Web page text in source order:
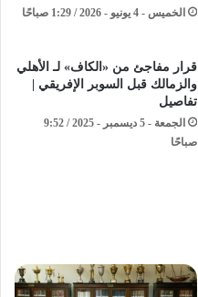
الخميس - 4 يونيو - 2026 / 1:29 صباحًا
قرار مفاجئ من «الكاف» لـ الأهلي
والزمالك قبل السوبر الإفريقي |
تفاصيل
الجمعة - 5 ديسمبر - 2025 / 9:52
صباحًا